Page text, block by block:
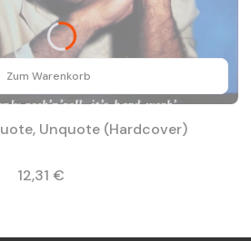
Zum Warenkorb
Unquote (Hardcover)
Preis
12,31 €